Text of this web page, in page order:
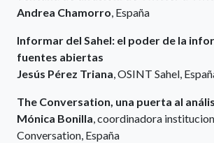
Andrea Chamorro, España
Informar del Sahel: el poder de la
fuentes abiertas
Jesús Pérez Triana, OSINT Sahel,
The Conversation, una puerta al
Mónica Bonilla, coordinadora
Conversation, España